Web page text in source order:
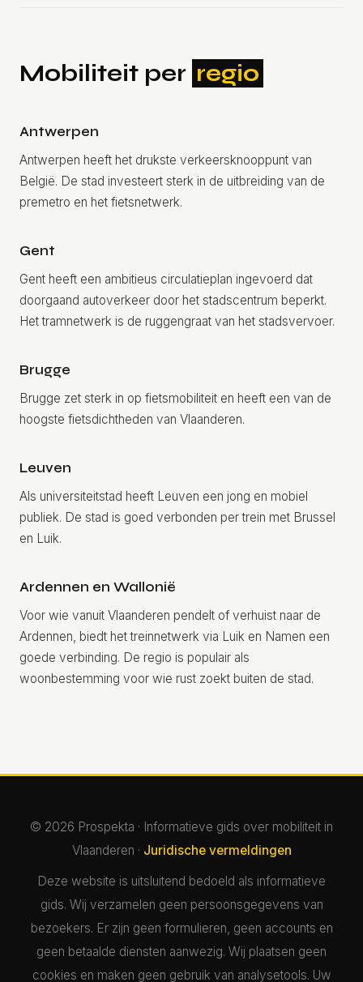
Mobiliteit per regio
Antwerpen
Antwerpen heeft het drukste verkeersknooppunt van
België. De stad investeert sterk in de uitbreiding van de
premetro en het fietsnetwerk.
Gent
Gent heeft een ambitieus circulatieplan ingevoerd dat
doorgaand autoverkeer door het stadscentrum beperkt.
Het tramnetwerk is de ruggengraat van het stadsvervoer.
Brugge
Brugge zet sterk in op fietsmobiliteit en heeft een van de
hoogste fietsdichtheden van Vlaanderen.
Leuven
Als universiteitstad heeft Leuven een jong en mobiel
publiek. De stad is goed verbonden per trein met Brussel
en Luik.
Ardennen en Wallonië
Voor wie vanuit Vlaanderen pendelt of verhuist naar de
Ardennen, biedt het treinnetwerk via Luik en Namen een
goede verbinding. De regio is populair als
woonbestemming voor wie rust zoekt buiten de stad.
© 2026 Prospekta · Informatieve gids over mobiliteit in
Vlaanderen · Juridische vermeldingen
Deze website is uitsluitend bedoeld als informatieve
gids. Wij verzamelen geen persoonsgegevens van
bezoekers. Er zijn geen formulieren, geen accounts en
geen betaalde diensten aanwezig. Wij plaatsen geen
cookies en maken geen gebruik van analysetools. Uw